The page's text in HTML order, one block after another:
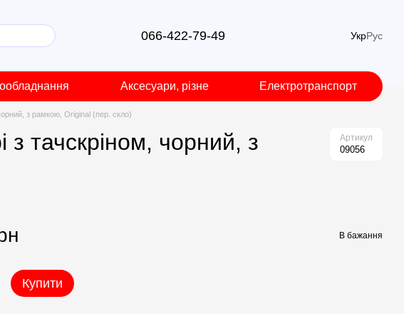
066-422-79-49 УкрРус
Аксесуари, різне Електротранспорт
з рамкою, Original (пер. скло)
тачскріном, чорний, з
Артикул
09056
В бажання
Купити